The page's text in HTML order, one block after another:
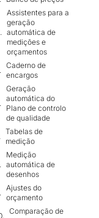
Assistentes para a
geração
automática de
medições e
orçamentos
Caderno de
encargos
Geração
automática do
Plano de controlo
de qualidade
Tabelas de
medição
Medição
automática de
desenhos
Ajustes do
orçamento
Comparação de